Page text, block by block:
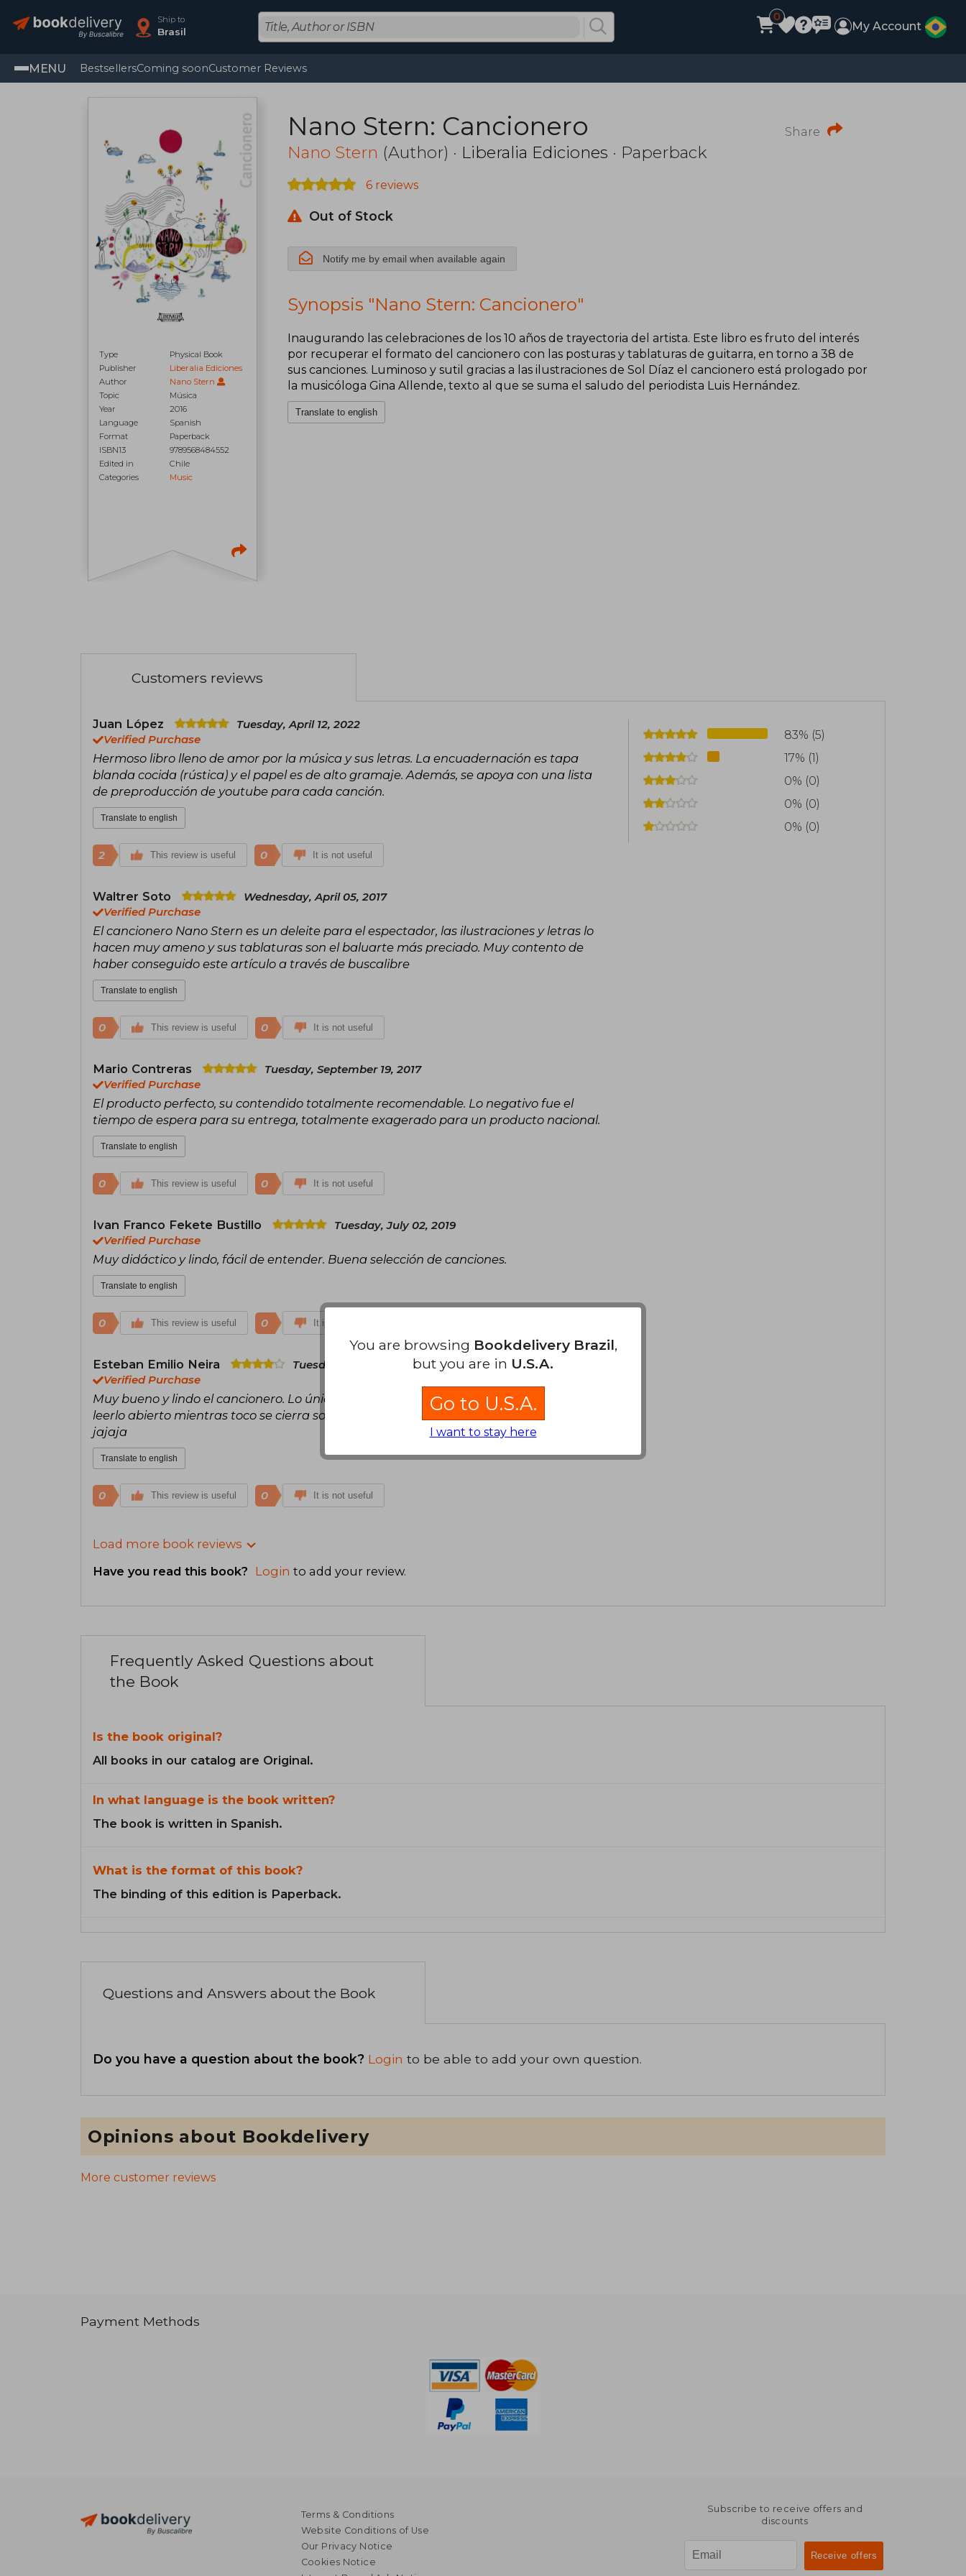
Ship to
Brasil
0
My Account
MENU BestsellersComing soonCustomer Reviews
Type
Physical Book
Publisher
Liberalia Ediciones
Author
Nano Stern
Topic
Música
Year
2016
Language
Spanish
Format
Paperback
ISBN13
9789568484552
Edited in
Chile
Categories
Music
Share
Nano Stern: Cancionero
Nano Stern (Author) · Liberalia Ediciones · Paperback
6 reviews
Out of Stock
Notify me by email when available again
Synopsis "Nano Stern: Cancionero"
Inaugurando las celebraciones de los 10 años de trayectoria del artista. Este libro es fruto del interés
por recuperar el formato del cancionero con las posturas y tablaturas de guitarra, en torno a 38 de
sus canciones. Luminoso y sutil gracias a las ilustraciones de Sol Díaz el cancionero está prologado por
la musicóloga Gina Allende, texto al que se suma el saludo del periodista Luis Hernández.
Translate to english
Customers reviews
Juan López
Tuesday, April 12, 2022
Verified Purchase
Hermoso libro lleno de amor por la música y sus letras. La encuadernación es tapa
blanda cocida (rústica) y el papel es de alto gramaje. Además, se apoya con una lista
de preproducción de youtube para cada canción.
Translate to english
2 This review is useful 0 It is not useful
Waltrer Soto
Wednesday, April 05, 2017
Verified Purchase
El cancionero Nano Stern es un deleite para el espectador, las ilustraciones y letras lo
hacen muy ameno y sus tablaturas son el baluarte más preciado. Muy contento de
haber conseguido este artículo a través de buscalibre
Translate to english
0 This review is useful 0 It is not useful
Mario Contreras
Tuesday, September 19, 2017
Verified Purchase
El producto perfecto, su contendido totalmente recomendable. Lo negativo fue el
tiempo de espera para su entrega, totalmente exagerado para un producto nacional.
Translate to english
0 This review is useful 0 It is not useful
Ivan Franco Fekete Bustillo
Tuesday, July 02, 2019
Verified Purchase
Muy didáctico y lindo, fácil de entender. Buena selección de canciones.
Translate to english
0 This review is useful 0 It is not useful
Esteban Emilio Neira
Tuesday, November 09, 2021
Verified Purchase
Muy bueno y lindo el cancionero. Lo único malo, a mi juicio, es que no es anillado. para
leerlo abierto mientras toco se cierra solo y da pena doblarlo mucho porque es lindo
jajaja
Translate to english
0 This review is useful 0 It is not useful
Load more book reviews
Have you read this book? Login to add your review.
83% (5)
17% (1)
0% (0)
0% (0)
0% (0)
Frequently Asked Questions about
the Book
Is the book original?
All books in our catalog are Original.
In what language is the book written?
The book is written in Spanish.
What is the format of this book?
The binding of this edition is Paperback.
Questions and Answers about the Book
Do you have a question about the book? Login to be able to add your own question.
Opinions about Bookdelivery
More customer reviews
Payment Methods
Terms & Conditions
Website Conditions of Use
Our Privacy Notice
Cookies Notice
Subscribe to receive offers and
discounts
You are browsing Bookdelivery Brazil,
but you are in U.S.A.
Go to U.S.A.
I want to stay here